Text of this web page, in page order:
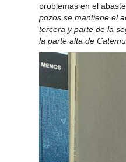
problemas en el
pozos se mantiene el
tercera y parte de la
la parte alta de